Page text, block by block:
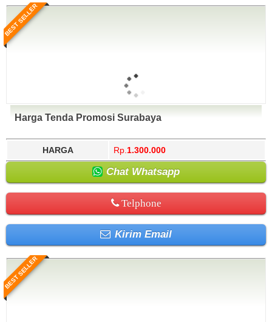
BEST SELLER
Harga Tenda Promosi Surabaya
HARGA Rp. 1.300.000
Chat Whatsapp
Telphone
Kirim Email
BEST SELLER